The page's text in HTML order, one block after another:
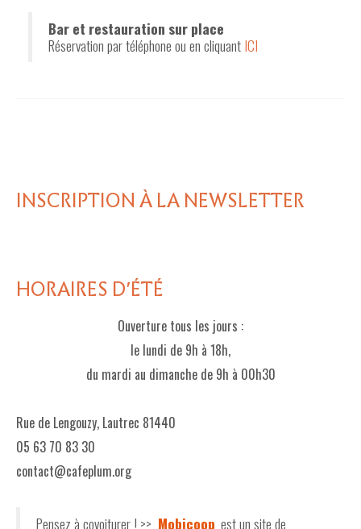
Bar et restauration sur place
Réservation par téléphone ou en cliquantICI
INSCRIPTION À LA NEWSLETTER
HORAIRES D'ÉTÉ
Ouverture tous les jours :
le lundi de 9h à 18h,
du mardi au dimanche de 9h à 00h30
Rue de Lengouzy, Lautrec 81440
05 63 70 83 30
contact@cafeplum.org
Pensez à covoiturer ! >> Mobicoop est un site de